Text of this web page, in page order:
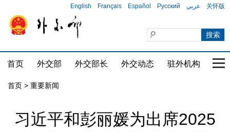
English Français Español Русский عربي 关怀版
首页 外交部 外交部长 外交动态 驻外机构 国
首页 > 重要新闻
习近平和彭丽媛为出席2025